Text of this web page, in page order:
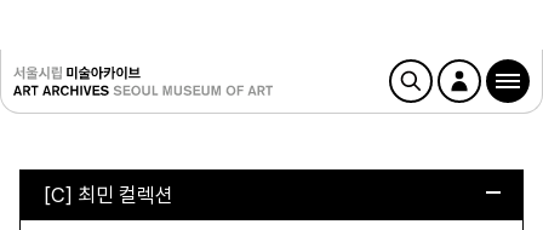
[C] 최민 컬렉션